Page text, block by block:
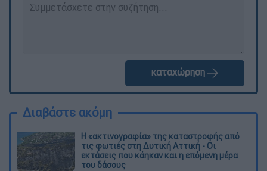
καταχώρηση
Διαβάστε ακόμη
Η «ακτινογραφία» της καταστροφής από
τις φωτιές στη Δυτική Αττική - Οι
εκτάσεις που κάηκαν και η επόμενη μέρα
του δάσους